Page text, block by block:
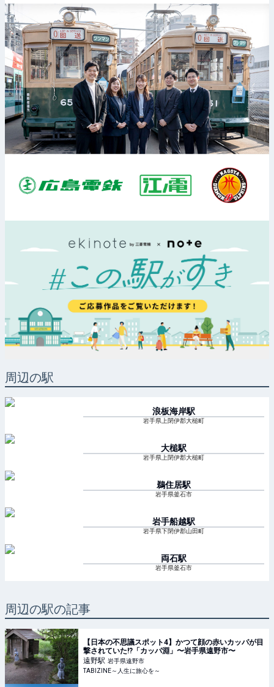
周辺の駅
浪板海岸駅
岩手県上閉伊郡大槌町
大槌駅
岩手県上閉伊郡大槌町
鵜住居駅
岩手県釜石市
岩手船越駅
岩手県下閉伊郡山田町
両石駅
岩手県釜石市
周辺の駅の記事
【日本の不思議スポット4】かつて顔の赤いカッパが目
撃されていた!?「カッパ淵」〜岩手県遠野市〜
遠野駅 岩手県遠野市
TABIZINE～人生に旅心を～